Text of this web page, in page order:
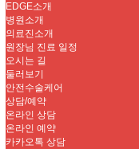
EDGE소개
병원소개
의료진소개
원장님 진료 일정
오시는 길
둘러보기
안전수술케어
상담/예약
온라인 상담
온라인 예약
카카오톡 상담